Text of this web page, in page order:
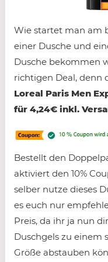
Wie startet man am
einer Dusche und
Dusche bekommen
richtigen Deal, denn
Loreal Paris Men
für 4,24€ inkl.
Bestellt den
aktiviert den 10%
selber nutze dieses
es euch nur
Preis, da ihr ja nun
Duschgels zu einem
Größe abstauben